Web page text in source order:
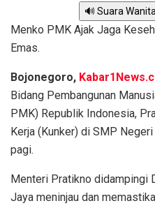
🔊 Suara Wanita
Menko PMK Ajak Jaga
Emas.
Bojonegoro,
Bidang Pembangunan
PMK) Republik Indonesia,
Kerja (Kunker) di SMP
pagi.
Menteri Pratikno didampingi
Jaya meninjau dan